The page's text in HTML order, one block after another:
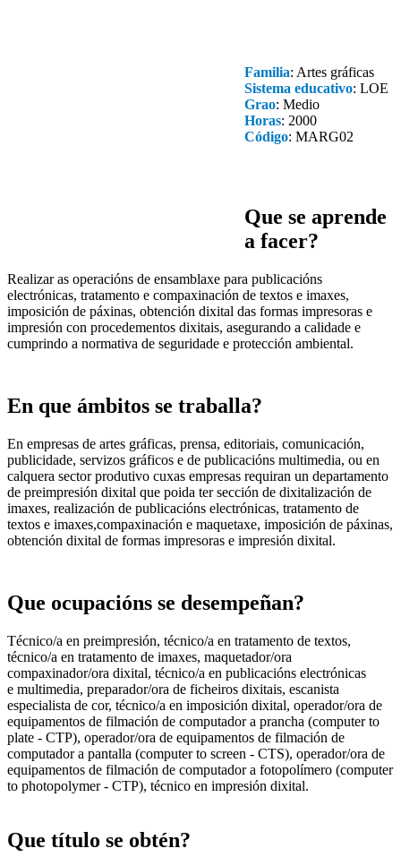
Familia: Artes gráficas
Sistema educativo: LOE
Grao: Medio
Horas: 2000
Código: MARG02
Que se aprende
a facer?
Realizar as operacións de ensamblaxe para publicacións
electrónicas, tratamento e compaxinación de textos e imaxes,
imposición de páxinas, obtención dixital das formas impresoras e
impresión con procedementos dixitais, asegurando a calidade e
cumprindo a normativa de seguridade e protección ambiental.
En que ámbitos se traballa?
En empresas de artes gráficas, prensa, editoriais, comunicación,
publicidade, servizos gráficos e de publicacións multimedia, ou en
calquera sector produtivo cuxas empresas requiran un departamento
de preimpresión dixital que poida ter sección de dixitalización de
imaxes, realización de publicacións electrónicas, tratamento de
textos e imaxes,compaxinación e maquetaxe, imposición de páxinas,
obtención dixital de formas impresoras e impresión dixital.
Que ocupacións se desempeñan?
Técnico/a en preimpresión, técnico/a en tratamento de textos,
técnico/a en tratamento de imaxes, maquetador/ora
compaxinador/ora dixital, técnico/a en publicacións electrónicas
e multimedia, preparador/ora de ficheiros dixitais, escanista
especialista de cor, técnico/a en imposición dixital, operador/ora de
equipamentos de filmación de computador a prancha (computer to
plate - CTP), operador/ora de equipamentos de filmación de
computador a pantalla (computer to screen - CTS), operador/ora de
equipamentos de filmación de computador a fotopolímero (computer
to photopolymer - CTP), técnico en impresión dixital.
Que título se obtén?